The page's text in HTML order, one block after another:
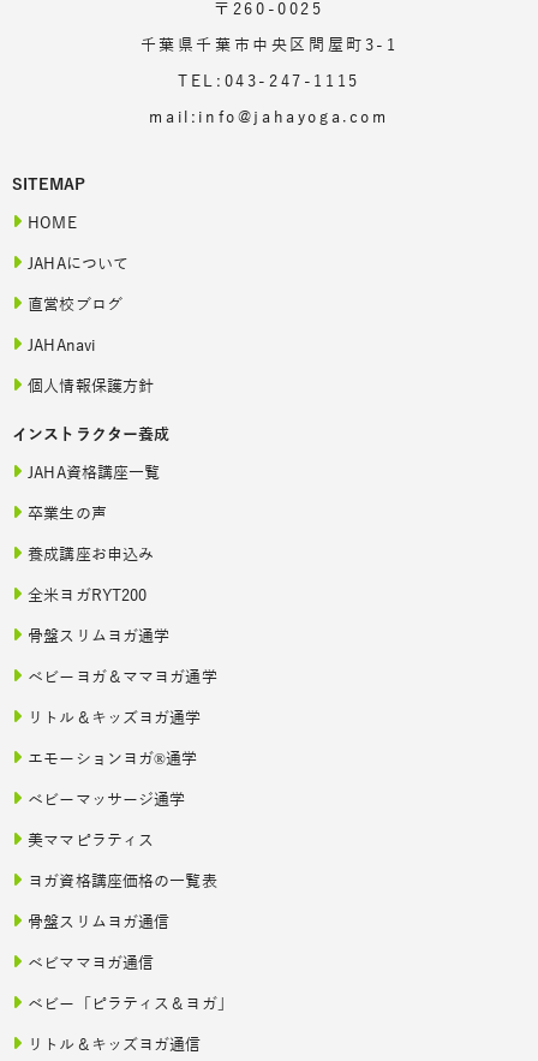
〒260-0025
千葉県千葉市中央区問屋町3-1
TEL:043-247-1115
mail:info@jahayoga.com
SITEMAP
HOME
JAHAについて
直営校ブログ
JAHAnavi
個人情報保護方針
インストラクター養成
JAHA資格講座一覧
卒業生の声
養成講座お申込み
全米ヨガRYT200
骨盤スリムヨガ通学
ベビーヨガ＆ママヨガ通学
リトル＆キッズヨガ通学
エモーションヨガ®通学
ベビーマッサージ通学
美ママピラティス
ヨガ資格講座価格の一覧表
骨盤スリムヨガ通信
ベビママヨガ通信
ベビー「ピラティス＆ヨガ」
リトル＆キッズヨガ通信